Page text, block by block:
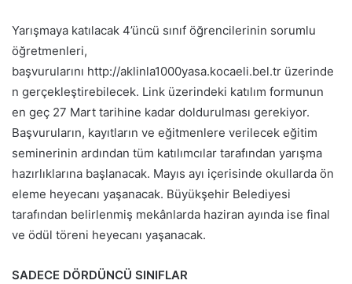
Yarışmaya katılacak 4’üncü sınıf öğrencilerinin sorumlu
öğretmenleri,
başvurularını http://aklinla1000yasa.kocaeli.bel.tr üzerinde
n gerçekleştirebilecek. Link üzerindeki katılım formunun
en geç 27 Mart tarihine kadar doldurulması gerekiyor.
Başvuruların, kayıtların ve eğitmenlere verilecek eğitim
seminerinin ardından tüm katılımcılar tarafından yarışma
hazırlıklarına başlanacak. Mayıs ayı içerisinde okullarda ön
eleme heyecanı yaşanacak. Büyükşehir Belediyesi
tarafından belirlenmiş mekânlarda haziran ayında ise final
ve ödül töreni heyecanı yaşanacak.
SADECE DÖRDÜNCÜ SINIFLAR